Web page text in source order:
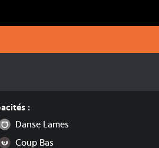
:
Normal
Danse Lames
Ténèbres
Coup Bas